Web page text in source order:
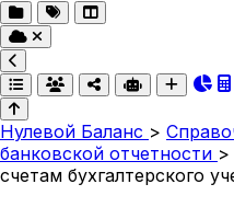
Нулевой Баланс >
банковской отчетности >
счетам бухгалтерского